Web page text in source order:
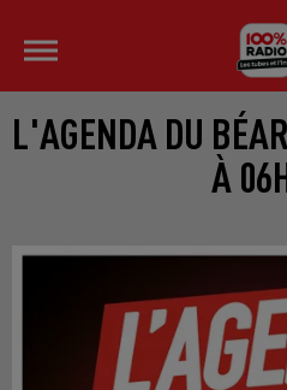
L'AGENDA DU
À